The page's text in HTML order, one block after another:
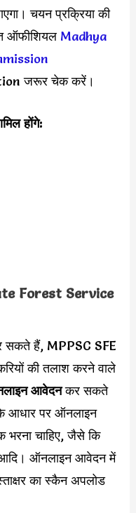
चयन प्रक्रिया की
ऑफीशियल Madhya
जरूर चेक करें।
होंगे:
Forest Service
हैं, MPPSC SFE
की तलाश करने वाले
आवेदनकर सकते
के आधार पर ऑनलाइन
भरना चाहिए, जैसे कि
आदि। ऑनलाइन आवेदन में
का स्कैन अपलोड